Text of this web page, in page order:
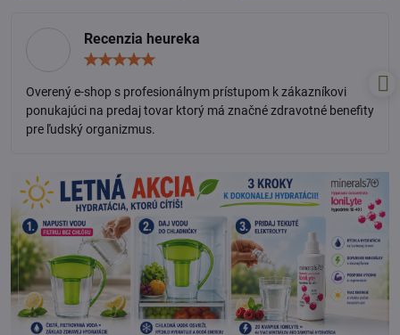
Recenzia heureka
5
Overený e-shop s profesionálnym prístupom k zákazníkovi
ponukajúci na predaj tovar ktorý má značné zdravotné benefity
pre ľudský organizmus.